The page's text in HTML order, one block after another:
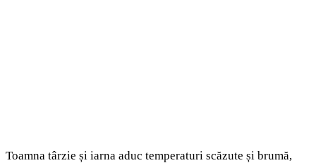
Toamna târzie și iarna aduc temperaturi scăzute și brumă,